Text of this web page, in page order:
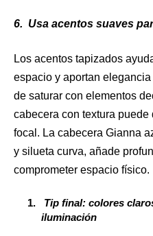
6. Usa acentos suaves
Los acentos tapizados
espacio y aportan
de saturar con elementos
cabecera con textura
focal. La cabecera Gianna
y silueta curva, añade
comprometer espacio físico.
Tip final: colores
iluminación